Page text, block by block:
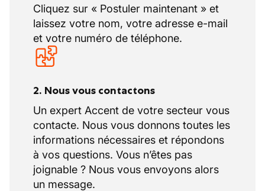
Cliquez sur « Postuler maintenant » et
laissez votre nom, votre adresse e-mail
et votre numéro de téléphone.
2. Nous vous contactons
Un expert Accent de votre secteur vous
contacte. Nous vous donnons toutes les
informations nécessaires et répondons
à vos questions. Vous n’êtes pas
joignable ? Nous vous envoyons alors
un message.